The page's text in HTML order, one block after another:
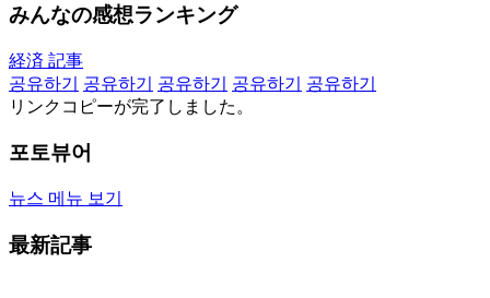
みんなの感想ランキング
経済 記事
공유하기
공유하기 공유하기 공유하기
공유하기
リンクコピーが完了しました。
포토뷰어
뉴스 메뉴 보기
最新記事